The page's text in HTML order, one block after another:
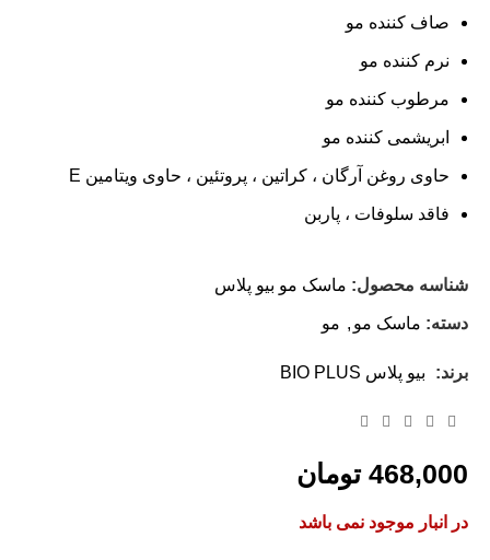
صاف کننده مو
نرم کننده مو
مرطوب کننده مو
ابریشمی کننده مو
حاوی روغن آرگان ، کراتین ، پروتئین ، حاوی ویتامین E
فاقد سلوفات ، پاربن
شناسه محصول: ماسک مو بیو پلاس
دسته: ماسک مو , مو
برند: بیو پلاس BIO PLUS
468,000 تومان
در انبار موجود نمی باشد